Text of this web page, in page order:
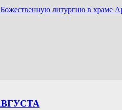
литургию в храме